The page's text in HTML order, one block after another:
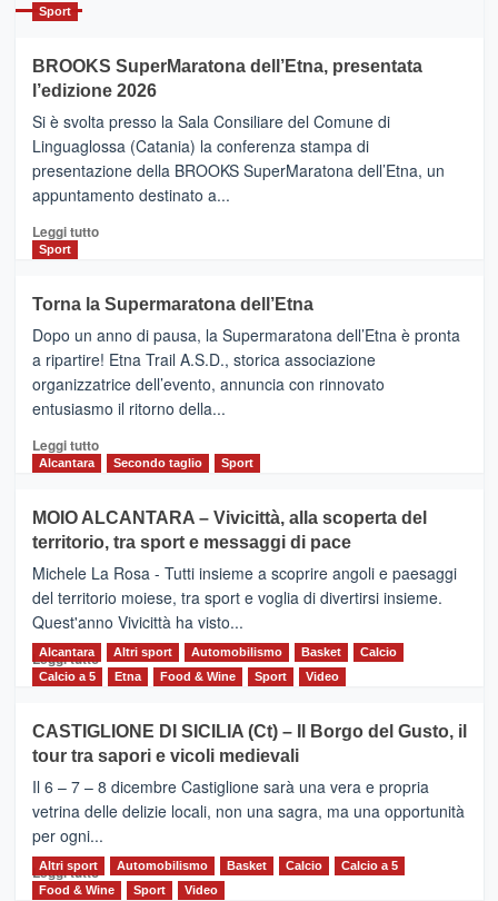
con
la
Al
via
i
collegamenti
Sport
BROOKS SuperMaratona dell’Etna, presentata
l’edizione 2026
Si è svolta presso la Sala Consiliare del Comune di
Linguaglossa (Catania) la conferenza stampa di
presentazione della BROOKS SuperMaratona dell’Etna, un
appuntamento destinato a...
Leggi tuttoLeggi
BROOKS
SuperMaratona
dell’Etna,
presentata
l’edizione
2026
Sport
Torna la Supermaratona dell’Etna
Dopo un anno di pausa, la Supermaratona dell’Etna è pronta
a ripartire! Etna Trail A.S.D., storica associazione
organizzatrice dell’evento, annuncia con rinnovato
entusiasmo il ritorno della...
Leggi tuttoLeggi
Torna
la
Supermaratona
dell’Etna
Alcantara Secondo taglio Sport
MOIO ALCANTARA – Vivicittà, alla scoperta del
territorio, tra sport e messaggi di pace
Michele La Rosa - Tutti insieme a scoprire angoli e paesaggi
del territorio moiese, tra sport e voglia di divertirsi insieme.
Quest'anno Vivicittà ha visto...
Leggi tutto Leggi
MOIO
ALCANTARA
–
Vivicittà,
alla
scoperta
del
territorio,
Alcantara Altri sport Automobilismo Basket
Calcio
Calcio a 5
Etna Food & Wine Sport Video
CASTIGLIONE DI SICILIA (Ct) – Il Borgo del Gusto, il
tour tra sapori e vicoli medievali
Il 6 – 7 – 8 dicembre Castiglione sarà una vera e propria
vetrina delle delizie locali, non una sagra, ma una opportunità
per ogni...
Leggi tuttoLeggi
di
Altri sport Automobilismo Basket Calcio
Calcio a 5
Food & Wine
Sport Video